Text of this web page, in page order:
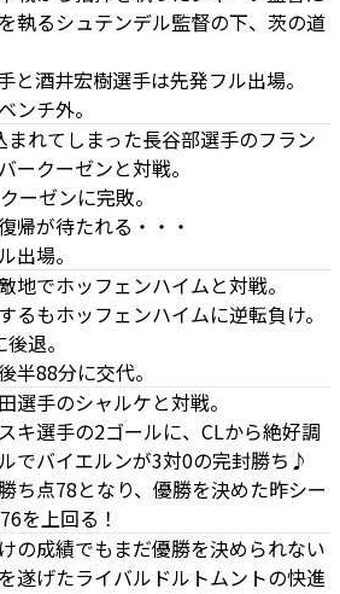
執るシュテンデル監督の下、茨の道
と酒井宏樹選手は先発フル出場。
ンチ外。
れてしまった長谷部選手のフラン
ークーゼンと対戦。
ーゼンに完敗。
帰が待たれる・・・
出場。
地でホッフェンハイムと対戦。
るもホッフェンハイムに逆転負け。
退。
半88分に交代。
選手のシャルケと対戦。
キ選手の2ゴールに、CLから絶好調
でバイエルンが3対0の完封勝ち♪
ち点78となり、優勝を決めた昨シー
を上回る！
の成績でもまだ優勝を決められない
遂げたライバルドルトムントの快進